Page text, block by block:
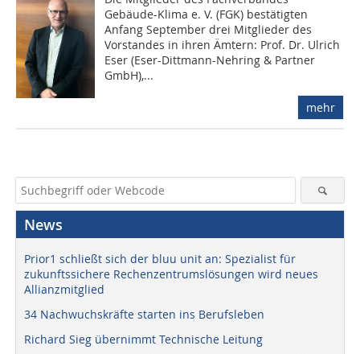
Gebäude-Klima e. V. (FGK) bestätigten
Anfang September drei Mitglieder des
Vorstandes in ihren Ämtern: Prof. Dr. Ulrich
Eser (Eser-Dittmann-Nehring & Partner
GmbH),...
mehr
News
Prior1 schließt sich der bluu unit an: Spezialist für
zukunftssichere Rechenzentrumslösungen wird neues
Allianzmitglied
34 Nachwuchskräfte starten ins Berufsleben
Richard Sieg übernimmt Technische Leitung